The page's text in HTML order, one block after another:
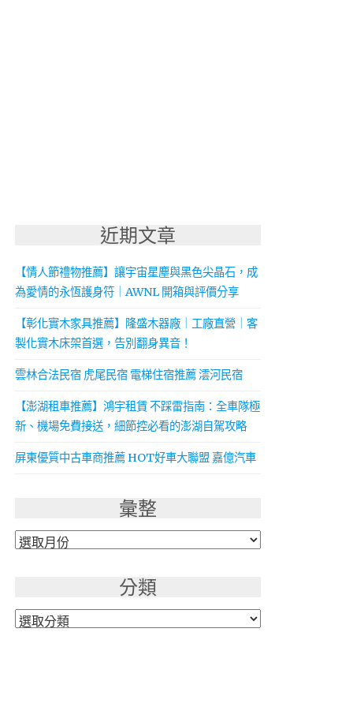
近期文章
【情人節禮物推薦】讓宇宙星塵與黑色尖晶石，成
為愛情的永恆護身符｜AWNL 開箱與評價分享
【彰化實木家具推薦】隆盛木器廠｜工廠直營｜客
製化實木床架首選，告別翻身異音！
雲林合法民宿 虎尾民宿 電梯住宿推薦 澐河民宿
【澎湖租車推薦】鴻宇租賃 不踩雷指南：全車隊極
新、機場免費接送，細節控必看的澎湖自駕攻略
屏東優質中古車商推薦 HOT好車大聯盟 嘉億汽車
彙整
彙
分類
分